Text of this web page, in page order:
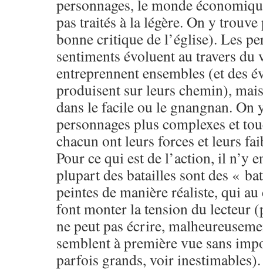
personnages, le monde
pas traités à la légère. On y
bonne critique de l’église). Les
sentiments évoluent au travers du
entreprennent ensembles (et des
produisent sur leurs chemin),
dans le facile ou le gnangnan. On
personnages plus complexes et
chacun ont leurs forces et leurs
Pour ce qui est de l’action, il n’y
plupart des batailles sont des «
peintes de manière réaliste, qui
font monter la tension du lecteur
ne peut pas écrire,
semblent à première vue sans
parfois grands, voir inestimables).